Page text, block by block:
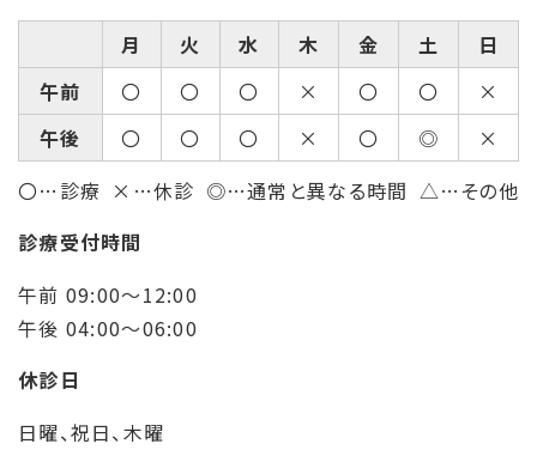
月 火 水 木 金 土
日
午前
〇 〇 〇 × 〇 〇
×
午後
〇 〇 〇 × 〇 ◎
×
〇…診療 ×…休診 ◎…通常と異なる時間 △…その他
診療受付時間
午前 09:00～12:00
午後 04:00～06:00
休診日
日曜、祝日、木曜